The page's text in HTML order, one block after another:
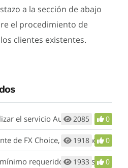
a la sección de abajo
el procedimiento de
clientes existentes.
el servicio Autotrade?
2085 0
Choice, ¿por dónde puedo empezar?
1918 0
para el servicio Myfxbook Autotrade?
1933 0